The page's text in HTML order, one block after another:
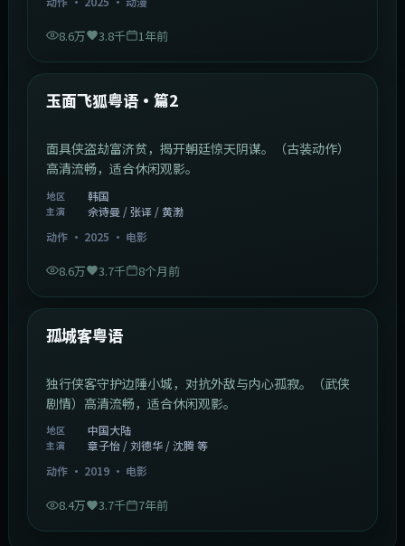
8.6万 3.8千 1年前
热门
玉面飞狐粤语·篇2
面具侠盗劫富济贫，揭开朝廷惊天阴谋。（古装动作）
高清流畅，适合休闲观影。
地区 韩国
主演
佘诗曼 / 张译 / 黄渤
动作· 2025 · 电影
8.6万 3.7千 8个月前
热门
孤城客粤语
独行侠客守护边陲小城，对抗外敌与内心孤寂。（武侠
剧情）高清流畅，适合休闲观影。
地区 中国大陆
主演
章子怡 / 刘德华 / 沈腾 等
动作· 2019· 电影
8.4万 3.7千 7年前